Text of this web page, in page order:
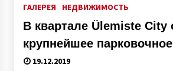
ГАЛЕРЕЯ НЕДВИЖИМОСТЬ
В квартале Ülemiste City
крупнейшее
19.12.2019